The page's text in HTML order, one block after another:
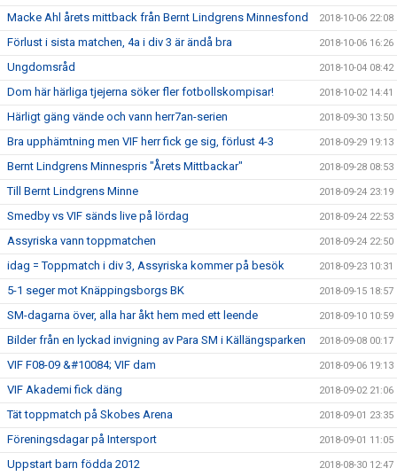
Macke Ahl årets mittback från Bernt Lindgrens Minnesfond 2018-10-06 22:08
Förlust i sista matchen, 4a i div 3 är ändå bra 2018-10-06 16:26
Ungdomsråd 2018-10-04 08:42
Dom här härliga tjejerna söker fler fotbollskompisar! 2018-10-02 14:41
Härligt gäng vände och vann herr7an-serien 2018-09-30 13:50
Bra upphämtning men VIF herr fick ge sig, förlust 4-3 2018-09-29 19:13
Bernt Lindgrens Minnespris "Årets Mittbackar" 2018-09-28 08:53
Till Bernt Lindgrens Minne 2018-09-24 23:19
Smedby vs VIF sänds live på lördag 2018-09-24 22:53
Assyriska vann toppmatchen 2018-09-24 22:50
idag = Toppmatch i div 3, Assyriska kommer på besök 2018-09-23 10:31
5-1 seger mot Knäppingsborgs BK 2018-09-15 18:57
SM-dagarna över, alla har åkt hem med ett leende 2018-09-10 10:59
Bilder från en lyckad invigning av Para SM i Källängsparken 2018-09-08 00:17
VIF F08-09 &#10084; VIF dam 2018-09-06 19:13
VIF Akademi fick däng 2018-09-02 21:06
Tät toppmatch på Skobes Arena 2018-09-01 23:35
Föreningsdagar på Intersport 2018-09-01 11:05
Uppstart barn födda 2012 2018-08-30 12:47